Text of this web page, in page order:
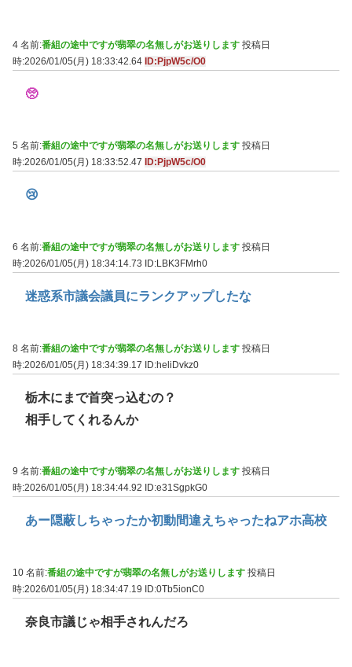
4 名前:番組の途中ですが翡翠の名無しがお送りします 投稿日
時:2026/01/05(月) 18:33:42.64 ID:PjpW5c/O0
🥺
5 名前:番組の途中ですが翡翠の名無しがお送りします 投稿日
時:2026/01/05(月) 18:33:52.47
ID:PjpW5c/O0
😢
6 名前:番組の途中ですが翡翠の名無しがお送りします 投稿日
時:2026/01/05(月) 18:34:14.73
ID:LBK3FMrh0
迷惑系市議会議員にランクアップしたな
8 名前:番組の途中ですが翡翠の名無しがお送りします 投稿日
時:2026/01/05(月) 18:34:39.17 ID:heliDvkz0
栃木にまで首突っ込むの？
相手してくれるんか
9 名前:番組の途中ですが翡翠の名無しがお送りします 投稿日
時:2026/01/05(月) 18:34:44.92
ID:e31SgpkG0
あー隠蔽しちゃったか初動間違えちゃったねアホ高校
10 名前:番組の途中ですが翡翠の名無しがお送りします 投稿日
時:2026/01/05(月) 18:34:47.19 ID:0Tb5ionC0
奈良市議じゃ相手されんだろ